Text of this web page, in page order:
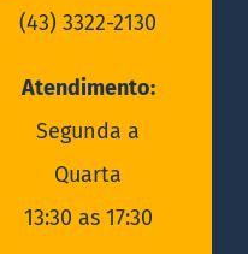
(43) 3322-2130
Atendimento:
Segunda a
Quarta
13:30 as 17:30